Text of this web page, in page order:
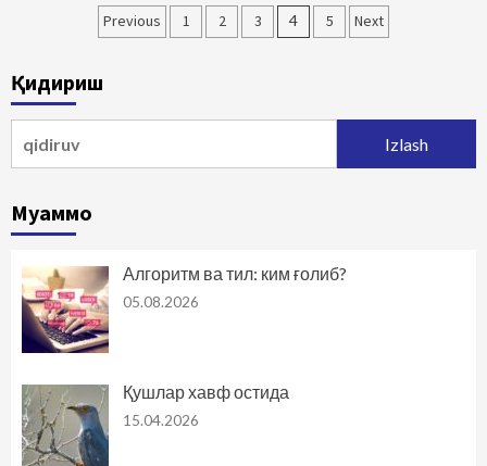
Maqolalar
harakatlanish
Previous 1 2 3 4 5 Next
Қидириш
Муаммо
Алгоритм ва тил: ким ғолиб?
05.08.2026
Қушлар хавф остида
15.04.2026